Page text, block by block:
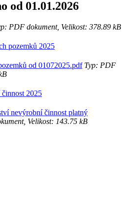
od 01.01.2026
PDF dokument, Velikost: 378.89 kB
od 01072025.pdfTyp: PDF
nevýrobní činnost platný
Velikost: 143.75 kB